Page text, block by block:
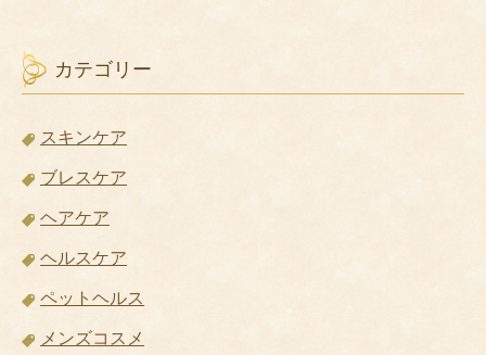
カテゴリー
スキンケア
ブレスケア
ヘアケア
ヘルスケア
ペットヘルス
メンズコスメ